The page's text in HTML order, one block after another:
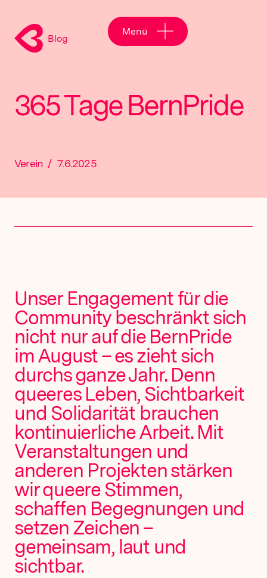
Blog
Menü
365 Tage BernPride
Verein / 7.6.2025
Unser Engagement für die
Community beschränkt sich
nicht nur auf die BernPride
im August – es zieht sich
durchs ganze Jahr. Denn
queeres Leben, Sichtbarkeit
und Solidarität brauchen
kontinuierliche Arbeit. Mit
Veranstaltungen und
anderen Projekten stärken
wir queere Stimmen,
schaffen Begegnungen und
setzen Zeichen –
gemeinsam, laut und
sichtbar.